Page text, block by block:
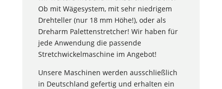
Abmessungen Max. Palettengewicht
2.000 kg
Abmessungen Spannung
230 V, Schutzkontakt,
16 A
Ob mit Wägesystem, mit sehr niedrigem
Drehteller (nur 18 mm Höhe!), oder als
Dreharm Palettenstretcher! Wir haben für
jede Anwendung die passende
Stretchwickelmaschine im Angebot!
Unsere Maschinen werden ausschließlich
in Deutschland gefertig und erhalten ein